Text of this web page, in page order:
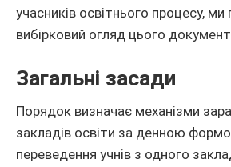
учасників освітнього процесу, ми
вибірковий огляд цього
Загальні засади
Порядок визначає механізми
закладів освіти за денною
переведення учнів з одного